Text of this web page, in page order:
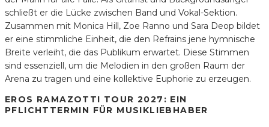
schließt er die Lücke zwischen Band und Vokal-Sektion.
Zusammen mit Monica Hill, Zoe Ranno und Sara Deop bildet
er eine stimmliche Einheit, die den Refrains jene hymnische
Breite verleiht, die das Publikum erwartet. Diese Stimmen
sind essenziell, um die Melodien in den großen Raum der
Arena zu tragen und eine kollektive Euphorie zu erzeugen.
EROS RAMAZOTTI TOUR 2027: EIN
PFLICHTTERMIN FÜR MUSIKLIEBHABER